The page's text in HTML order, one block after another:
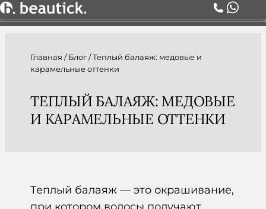
АКЦИИ
Главная /Блог/Теплый балаяж: медовые и
карамельные оттенки
ТЕПЛЫЙ БАЛАЯЖ: МЕДОВЫЕ
И КАРАМЕЛЬНЫЕ ОТТЕНКИ
Теплый балаяж — это окрашивание,